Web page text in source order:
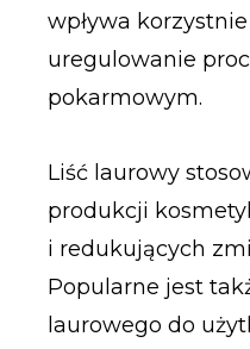
wpływa
uregulowanie
pokarmowym.
Liść laurowy
produkcji
i redukujących
Popularne jest
laurowego do